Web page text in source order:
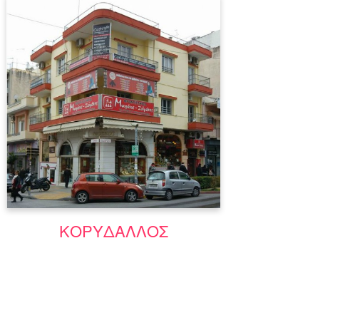
ΚΟΡΥΔΑΛΛΟΣ
Εξασφάλισε το μέλλον σου
σπουδάζοντας μακιγιάζ στην Costyle
και γίνε έτοιμος επαγγελματίας σε
τέσσερις μόνο μήνες.
Μάθε περισσότερα